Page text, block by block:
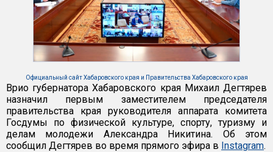
Официальный сайт Хабаровского края и Правительства Хабаровского края
Врио губернатора Хабаровского края Михаил Дегтярев
назначил первым заместителем председателя
правительства края руководителя аппарата комитета
Госдумы по физической культуре, спорту, туризму и
делам молодежи Александра Никитина. Об этом
сообщил Дегтярев во время прямого эфира в Instagram.